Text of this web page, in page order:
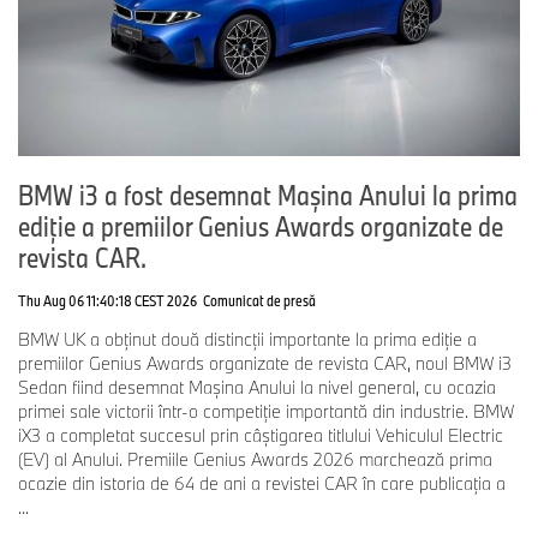
to-Grid: Vehicle-to-Load (V2L) transformă automobilul într-o
baterie externă mobilă puternică (până la 3,7 kW în Europa) şi
furnizează energie pentru unul sau mai mulţi consumatori,
oriunde clienţii au nevoie de ea. Capacitatea de încărcare
bidirecţională transformă BMW iX3 într-o unitate de stocare a
pentru integrarea automobilului pe piaţa energiei. Ambele funcţii
contribuie la reducerea emisiilor şi la creşterea utilizării surselor
de energie regenerativă. În acest fel, BMW Group demonstrează
că face parte din soluţie în timp ce lucrăm pentru transformarea
Asigurând soluția de încărcare bidirecţională, noul BMW Wallbox
(DC) oferă încărcare şi descărcare de până la 19,2 kW, în funcţie
de piaţă. Echipamentul de încărcare BMW a fost reproiectat şi
este acum mai uşor de utilizat şi include acum şi adaptoare
selectate, de exemplu, pentru cazuri de utilizare de tip vehicle-to-
load (V2L).
BMW i3 a fost desemnat Mașina Anului la prima
ediție a premiilor Genius Awards organizate de
revista CAR.
Thu Aug 06 11:40:18 CEST 2026 Comunicat de presă
BMW UK a obținut două distincții importante la prima ediție a
premiilor Genius Awards organizate de revista CAR, noul BMW i3
Sedan fiind desemnat Mașina Anului la nivel general, cu ocazia
primei sale victorii într-o competiție importantă din industrie. BMW
iX3 a completat succesul prin câștigarea titlului Vehiculul Electric
(EV) al Anului. Premiile Genius Awards 2026 marchează prima
ocazie din istoria de 64 de ani a revistei CAR în care publicația a
...